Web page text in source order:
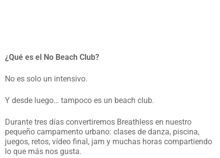
¿Qué es el No Beach Club?
No es solo un intensivo.
Y desde luego… tampoco es un beach club.
Durante tres días convertiremos Breathless en nuestro
pequeño campamento urbano: clases de danza, piscina,
juegos, retos, vídeo final, jam y muchas horas compartiendo
lo que más nos gusta.